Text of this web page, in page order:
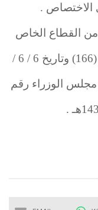
الاختصاص .
القطاع الخاص
المعينين بقرار مجلس الوزراء رقم (166) وتاريخ 6 / 6 /
مجلس الوزراء رقم